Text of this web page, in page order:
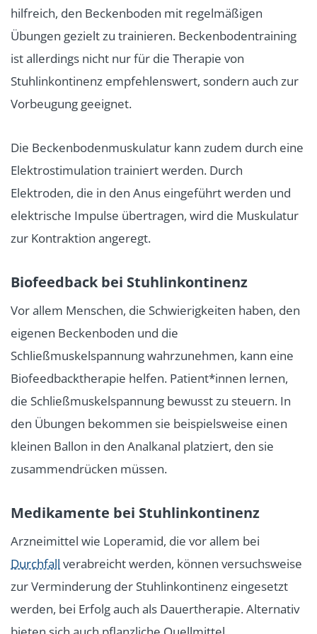
hilfreich, den Beckenboden mit regelmäßigen
Übungen gezielt zu trainieren. Beckenbodentraining
ist allerdings nicht nur für die Therapie von
Stuhlinkontinenz empfehlenswert, sondern auch zur
Vorbeugung geeignet.
Die Beckenbodenmuskulatur kann zudem durch eine
Elektrostimulation trainiert werden. Durch
Elektroden, die in den Anus eingeführt werden und
elektrische Impulse übertragen, wird die Muskulatur
zur Kontraktion angeregt.
Biofeedback bei Stuhlinkontinenz
Vor allem Menschen, die Schwierigkeiten haben, den
eigenen Beckenboden und die
Schließmuskelspannung wahrzunehmen, kann eine
Biofeedbacktherapie helfen. Patient*innen lernen,
die Schließmuskelspannung bewusst zu steuern. In
den Übungen bekommen sie beispielsweise einen
kleinen Ballon in den Analkanal platziert, den sie
zusammendrücken müssen.
Medikamente bei Stuhlinkontinenz
Arzneimittel wie Loperamid, die vor allem bei
Durchfall verabreicht werden, können versuchsweise
zur Verminderung der Stuhlinkontinenz eingesetzt
werden, bei Erfolg auch als Dauertherapie. Alternativ